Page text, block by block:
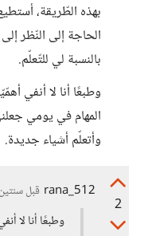
بهذه الطّريقة،
الحاجة إلى النّظر
بالنسبة لي للتّعلّم.
وطبعًا أنا لا أنفي
المهام في يومي
وأتعلّم أشياء جديدة.
2
rana_512 قبل سنتين
وطبعًا أنا لا